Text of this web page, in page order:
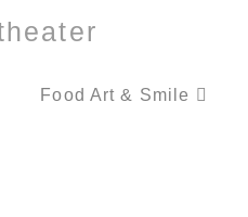
Food Art & Smile